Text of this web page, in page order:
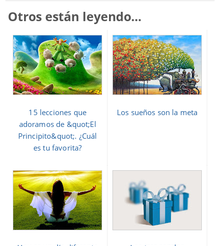
Otros están leyendo...
15 lecciones que
adoramos de &quot;El
Principito&quot;. ¿Cuál
es tu favorita?
Los sueños son la meta